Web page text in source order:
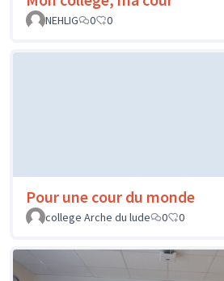
NEHLIG
0 0
Pour une cour du monde
college Arche du lude
0 0